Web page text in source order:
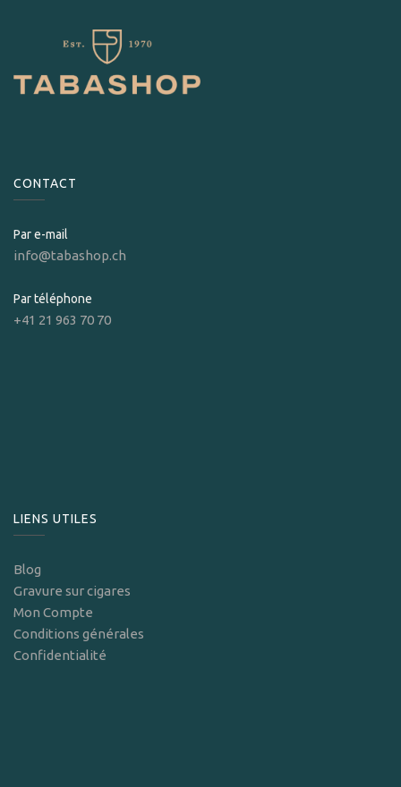
CONTACT
Par e-mail
info@tabashop.ch
Par téléphone
+41 21 963 70 70
LIENS UTILES
Blog
Gravure sur cigares
Mon Compte
Conditions générales
Confidentialité